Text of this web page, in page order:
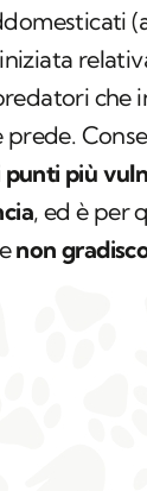
che
punti più
, ed è per
non